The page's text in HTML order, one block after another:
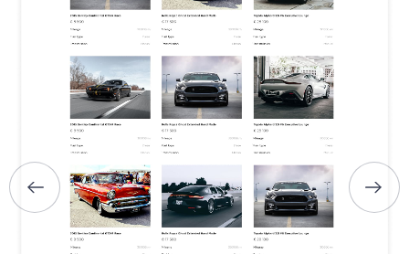
ГЛАВНАЯ
О НАС
УСЛУГИ
ПОРТФОЛИО
БРИФЫ
КАРЬЕРА
БЛОГ